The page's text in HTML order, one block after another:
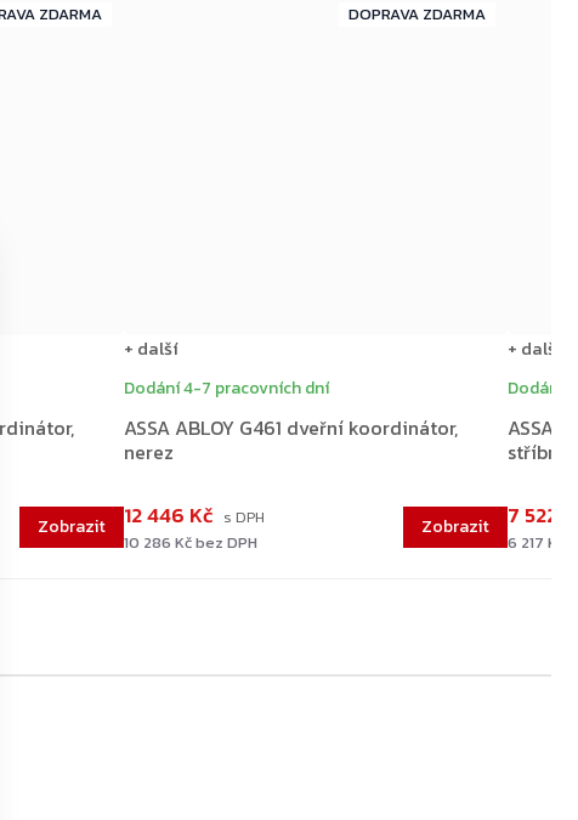
ZDARMA ZDARMA
ASSA ABLOY G461 dveřní koordinátor,
nerez
Dodání 4-7 pracovních dní
10 286 Kč bez DPH
12 446 Kč
+ další
ASSA
stříbrný
Dodání
6 217 Kč
7 522
+ další